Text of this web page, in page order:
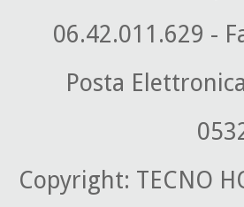
06.42.011.629 -
Posta
Copyright: TECNO